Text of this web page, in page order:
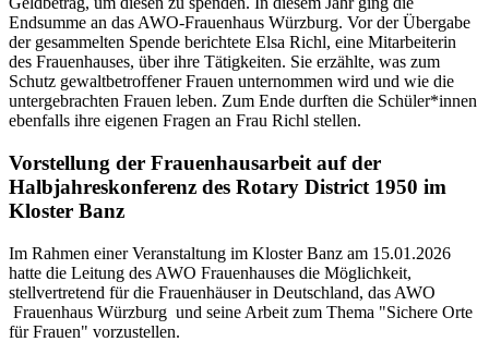
Endsumme an das AWO-Frauenhaus Würzburg. Vor der Übergabe
der gesammelten Spende berichtete Elsa Richl, eine Mitarbeiterin
des Frauenhauses, über ihre Tätigkeiten. Sie erzählte, was zum
Schutz gewaltbetroffener Frauen unternommen wird und wie die
untergebrachten Frauen leben. Zum Ende durften die Schüler*innen
ebenfalls ihre eigenen Fragen an Frau Richl stellen.
Vorstellung der Frauenhausarbeit auf der
Halbjahreskonferenz des Rotary District 1950 im
Kloster Banz
Im Rahmen einer Veranstaltung im Kloster Banz am 15.01.2026
hatte die Leitung des AWO Frauenhauses die Möglichkeit,
stellvertretend für die Frauenhäuser in Deutschland, das AWO
Frauenhaus Würzburg und seine Arbeit zum Thema "Sichere Orte
für Frauen" vorzustellen.